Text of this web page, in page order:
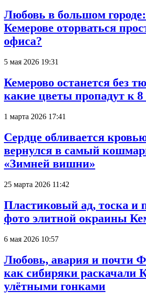
Любовь в большом
Кемерове оторваться
офиса?
5 мая 2026 19:31
Кемерово останется без
какие цветы пропадут к 8
1 марта 2026 17:41
Сердце обливается
вернулся в самый
«Зимней вишни»
25 марта 2026 11:42
Пластиковый ад, тоска и
фото элитной окраины
6 мая 2026 10:57
Любовь, авария и почти
как сибиряки раскачали
улётными гонками